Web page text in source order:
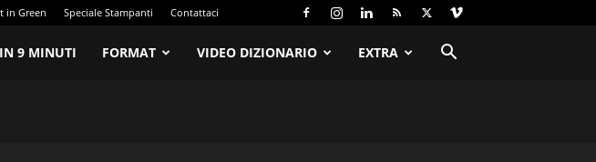
in Green Speciale Stampanti Contattaci
9 MINUTI FORMAT VIDEO DIZIONARIO EXTRA